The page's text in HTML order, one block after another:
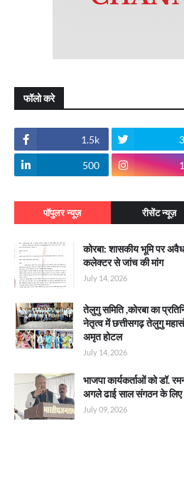
फॉलो करे
1.5k
500
पॉपुलर न्यूज़ रीसेंट न्यूज़
कोरबा: शासकीय भूमि पर
कलेक्टर से जांच की मांग
July 14, 2026
तेलुगु समिति ,कोरबा का
नेतृत्व में छत्तीसगढ़ तेलुगु
अमृत होटल
July 14, 2026
भाजपा कार्यकर्ताओं को डॉ.
अगले ढाई साल संगठन के लिए
July 09, 2026